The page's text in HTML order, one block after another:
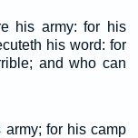
his army: for his
his word: for
and who can
for his camp